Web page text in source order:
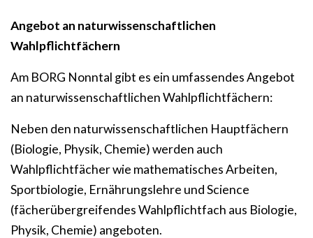
Angebot an naturwissenschaftlichen
Wahlpflichtfächern
Am BORG Nonntal gibt es ein umfassendes Angebot
an naturwissenschaftlichen Wahlpflichtfächern:
Neben den naturwissenschaftlichen Hauptfächern
(Biologie, Physik, Chemie) werden auch
Wahlpflichtfächer wie mathematisches Arbeiten,
Sportbiologie, Ernährungslehre und Science
(fächerübergreifendes Wahlpflichtfach aus Biologie,
Physik, Chemie) angeboten.